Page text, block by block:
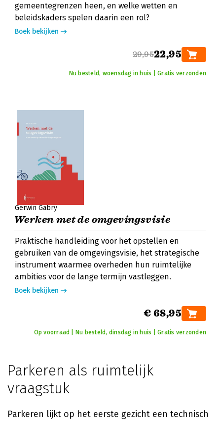
gemeentegrenzen heen, en welke wetten en
beleidskaders spelen daarin een rol?
Boek bekijken
29,9522,95
Nu besteld, woensdag in huis | Gratis verzonden
Gerwin Gabry
Werken met de omgevingsvisie
Praktische handleiding voor het opstellen en
gebruiken van de omgevingsvisie, het strategische
instrument waarmee overheden hun ruimtelijke
ambities voor de lange termijn vastleggen.
Boek bekijken
€ 68,95
Op voorraad | Nu besteld, dinsdag in huis | Gratis verzonden
Parkeren als ruimtelijk
vraagstuk
Parkeren lijkt op het eerste gezicht een technisch